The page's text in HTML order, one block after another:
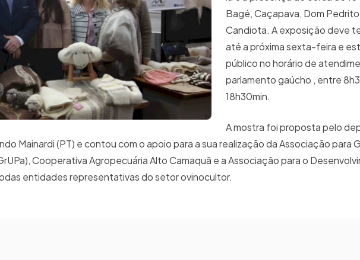
Bagé, Caçapava, Dom
Candiota. A exposição deve
até a próxima sexta-feira e
público no horário de
parlamento gaúcho , entre
18h30min.
A mostra foi proposta pelo
Mainardi (PT) e contou com o apoio para a sua realização da Associação para
Cooperativa Agropecuária Alto Camaquã e a Associação para o
entidades representativas do setor ovinocultor.